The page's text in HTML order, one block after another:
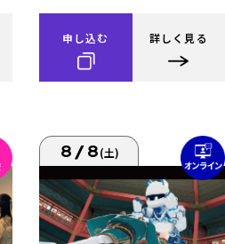
申し込む 詳しく見る
8/8(土)